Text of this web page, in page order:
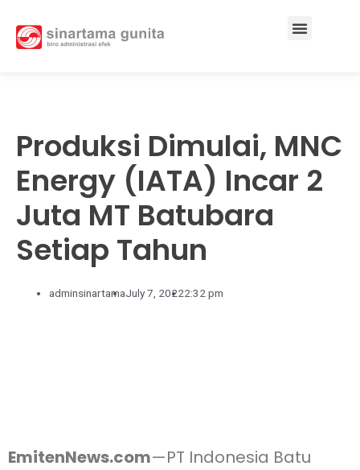
Produksi Dimulai, MNC
Energy (IATA) Incar 2
Juta MT Batubara
Setiap Tahun
adminsinartamaJuly 7, 20222:32 pm
EmitenNews.com—PT Indonesia Batu